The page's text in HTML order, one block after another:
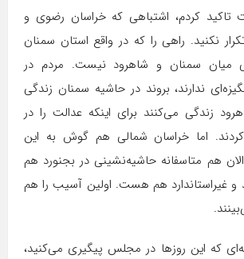
تاکید کردم، اشتباهی که خراسان رضوی و
نکنید. راهی را که در واقع استان سمنان
میان سمنان و شاهرود نیست. مردم در
ندارند، بروند در حاشیه سمنان زندگی
زندگی می‌کنند برای اینکه عدالت را در
اما خراسان شمالی هم گوش به این
هم متاسفانه حاشیه‌نشینی در بجنورد هم
٣٠درصد و غیر‌استاندارد هم هست. اولین آسیب را هم
که این روزها در مجلس پیگیری می‌کنید،